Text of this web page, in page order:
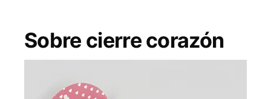
Sobre cierre corazón